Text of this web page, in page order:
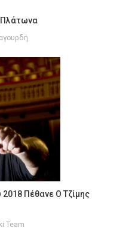
Πλάτωνα
2018 Πέθανε Ο Τζίμης
Team